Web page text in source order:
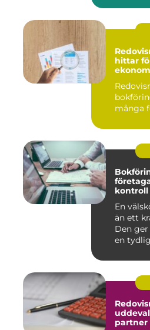
hittar
många
Bokföring
En
än ett
Den
en
uddevalla så hittar
partner